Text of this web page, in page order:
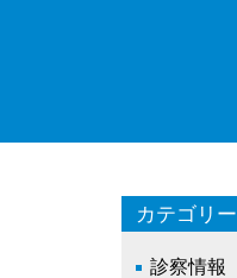
カテゴリー
診察情報